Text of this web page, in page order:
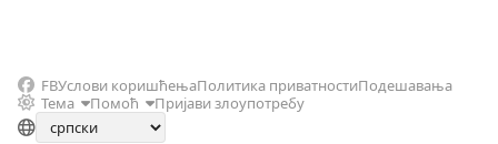
FBУслови коришћењаПолитика приватностиПодешавања
Тема
Помоћ Пријави злоупотребу